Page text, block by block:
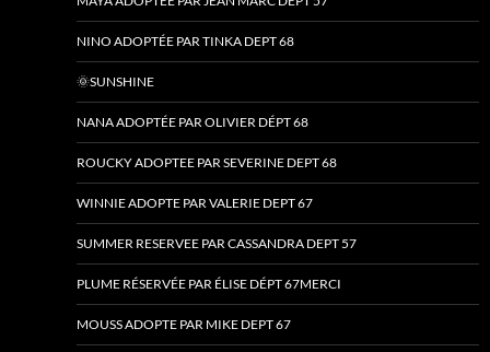
NINO ADOPTÉE PAR TINKA DEPT 68
🌞SUNSHINE
NANA ADOPTÉE PAR OLIVIER DÉPT 68
ROUCKY ADOPTEE PAR SEVERINE DEPT 68
WINNIE ADOPTE PAR VALERIE DEPT 67
SUMMER RESERVEE PAR CASSANDRA DEPT 57
PLUME RÉSERVÉE PAR ÉLISE DÉPT 67MERCI
MOUSS ADOPTE PAR MIKE DEPT 67